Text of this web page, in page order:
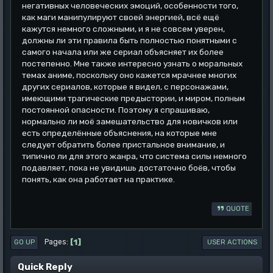
негативных человеческих эмоций, особенности того,
как маги манипулируют своей энергией, всё ещё
кажутся немного сложными, и я не совсем уверен,
должны ли эти правила быть полностью понятными с
самого начала или же сериал объясняет их более
постепенно. Мне также интересно узнать о моральных
темах аниме, поскольку оно кажется мрачнее многих
других сериалов, которые я видел, с персонажами,
имеющими трагические предыстории, и миром, полным
постоянной опасности. Поэтому я спрашиваю,
нормально ли моё замешательство для новичков или
есть определённые объяснения, на которые мне
следует обратить более пристальное внимание, и
типично ли для этого жанра, что система силы немного
подавляет, пока не увидишь достаточно боёв, чтобы
понять, как она работает на практике.
QUOTE
GO UP Pages 1 USER ACTIONS
Quick Reply